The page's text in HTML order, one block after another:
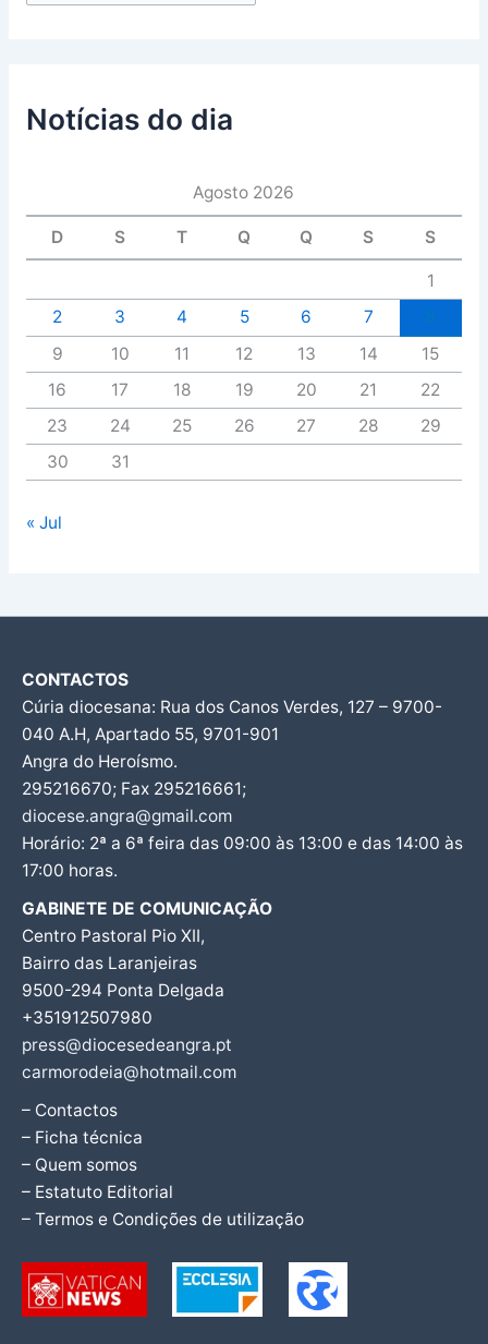
Notícias do dia
Agosto 2026
D S T Q Q S S
1
2
3 4 5 6 7
9
10 11 12 13 14
15
16
17 18 19 20 21
22
23
24 25 26 27 28
29
30
31
« Jul
CONTACTOS
Cúria diocesana: Rua dos Canos Verdes, 127 – 9700-
040 A.H, Apartado 55, 9701-901
Angra do Heroísmo.
295216670; Fax 295216661;
diocese.angra@gmail.com
Horário: 2ª a 6ª feira das 09:00 às 13:00 e das 14:00 às
17:00 horas.
GABINETE DE COMUNICAÇÃO
Centro Pastoral Pio XII,
Bairro das Laranjeiras
9500-294 Ponta Delgada
+351912507980
press@diocesedeangra.pt
carmorodeia@hotmail.com
– Contactos
– Ficha técnica
– Quem somos
– Estatuto Editorial
– Termos e Condições de utilização